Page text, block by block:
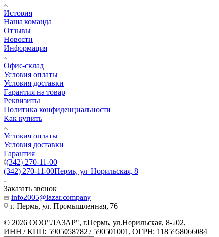
История
Наша команда
Отзывы
Новости
Информация
Офис-склад
Условия оплаты
Условия доставки
Гарантия на товар
Реквизиты
Политика конфиденциальности
Как купить
Условия оплаты
Условия доставки
Гарантия
(342) 270-11-00
(342) 270-11-00Пермь, ул. Норильская, 8
Заказать звонок
info2005@lazar.company
г. Пермь, ул. Промышленная, 76
© 2026 ООО"ЛАЗАР", г.Пермь, ул.Норильская, 8-202,
ИНН / КПП: 5905058782 / 590501001, ОГРН: 1185958066084